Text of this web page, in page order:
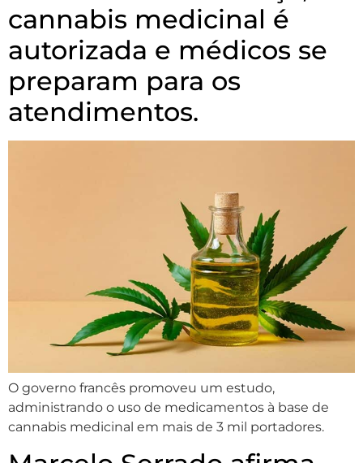
cannabis medicinal é
autorizada e médicos se
preparam para os
atendimentos.
O governo francês promoveu um estudo,
administrando o uso de medicamentos à base de
cannabis medicinal em mais de 3 mil portadores.